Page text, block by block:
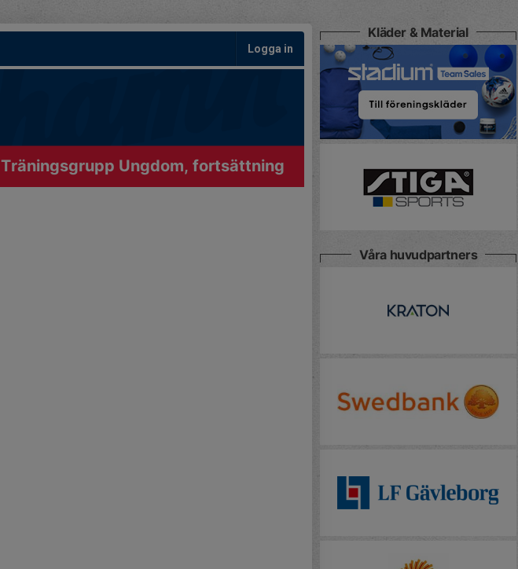
Logga in
Träningsgrupp Ungdom, fortsättning
Kläder & Material
Våra huvudpartners